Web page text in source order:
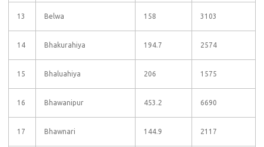
13 Belwa 158 3103
14 Bhakurahiya 194.7 2574
15 Bhaluahiya 206 1575
16 Bhawanipur 453.2 6690
17 Bhawnari 144.9 2117